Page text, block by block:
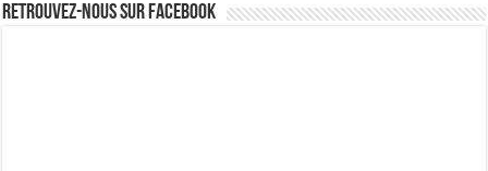
Retrouvez-nous sur Facebook